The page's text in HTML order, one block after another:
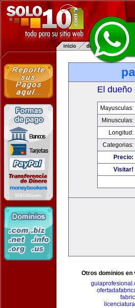
El dueño
Mayusculas:
Minusculas:
Longitud:
Categorias:
Precio:
Visitar!
Otros dominios en